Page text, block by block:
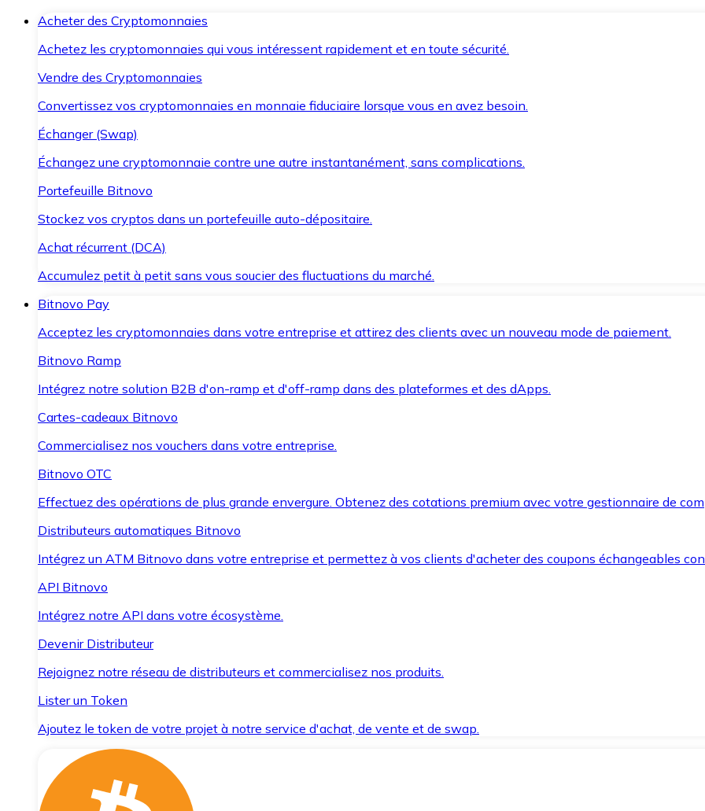
Acheter des Cryptomonnaies
Achetez les cryptomonnaies qui vous intéressent rapidement et en toute sécurité.
Vendre des Cryptomonnaies
Convertissez vos cryptomonnaies en monnaie fiduciaire lorsque vous en avez besoin.
Échanger (Swap)
Échangez une cryptomonnaie contre une autre instantanément, sans complications.
Portefeuille Bitnovo
Stockez vos cryptos dans un portefeuille auto-dépositaire.
Achat récurrent (DCA)
Accumulez petit à petit sans vous soucier des fluctuations du marché.
Bitnovo Pay
Acceptez les cryptomonnaies dans votre entreprise et attirez des clients avec un nouveau mode de paiement.
Bitnovo Ramp
Intégrez notre solution B2B d'on-ramp et d'off-ramp dans des plateformes et des dApps.
Cartes-cadeaux Bitnovo
Commercialisez nos vouchers dans votre entreprise.
Bitnovo OTC
Effectuez des opérations de plus grande envergure. Obtenez des cotations premium avec votre gestionnaire de
Distributeurs automatiques Bitnovo
Intégrez un ATM Bitnovo dans votre entreprise et permettez à vos clients d'acheter des coupons échangeables
API Bitnovo
Intégrez notre API dans votre écosystème.
Devenir Distributeur
Rejoignez notre réseau de distributeurs et commercialisez nos produits.
Lister un Token
Ajoutez le token de votre projet à notre service d'achat, de vente et de swap.